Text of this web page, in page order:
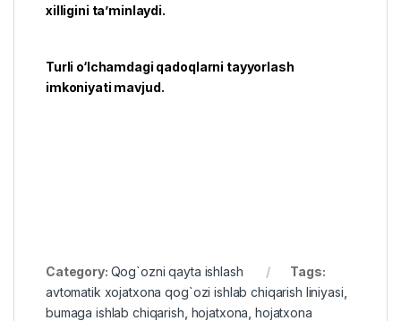
xilligini ta’minlaydi.
Turli o‘lchamdagi qadoqlarni tayyorlash
imkoniyati mavjud.
Category: Qog`ozni qayta ishlash
Tags:
avtomatik xojatxona qog`ozi ishlab chiqarish liniyasi
bumaga ishlab chiqarish hojatxona hojatxona